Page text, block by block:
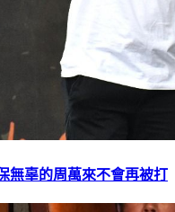
辜的周萬來不會再被打